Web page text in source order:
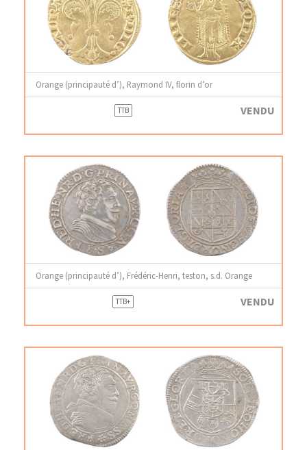
Orange (principauté d’), Raymond IV, florin d’or
TTB VENDU
Orange (principauté d’), Frédéric-Henri, teston, s.d. Orange
TTB+ VENDU